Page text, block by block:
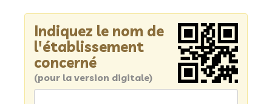
Indiquez le nom de
l'établissement
concerné
(pour la version digitale)